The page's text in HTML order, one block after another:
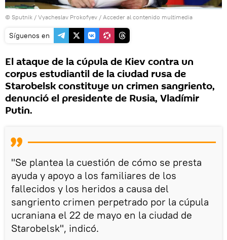
© Sputnik / Vyacheslav Prokofyev / Acceder al contenido multimedia
Síguenos en
El ataque de la cúpula de Kiev contra un
corpus estudiantil de la ciudad rusa de
Starobelsk constituye un crimen sangriento,
denunció el presidente de Rusia, Vladímir
Putin.
"Se plantea la cuestión de cómo se presta
ayuda y apoyo a los familiares de los
fallecidos y los heridos a causa del
sangriento crimen perpetrado por la cúpula
ucraniana el 22 de mayo en la ciudad de
Starobelsk", indicó.